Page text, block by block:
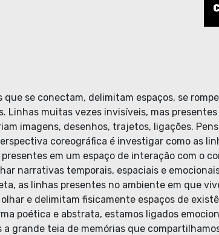
que se conectam, delimitam espaços, se
Linhas muitas vezes invisíveis, mas
imagens, desenhos, trajetos, ligações.
coreográfica é investigar como as
em um espaço de interação com o
narrativas temporais, espaciais e
as linhas presentes no ambiente em que
olhar e delimitam fisicamente espaços de
poética e abstrata, estamos ligados
a grande teia de memórias que